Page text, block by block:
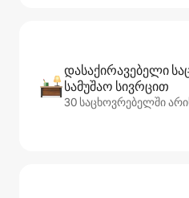
დასაქირავებელი
სამუშაო სივრცით
30 საცხოვრებელში